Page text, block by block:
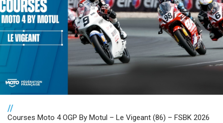
//
Courses Moto 4 OGP By Motul – Le Vigeant (86) – FSBK 2026